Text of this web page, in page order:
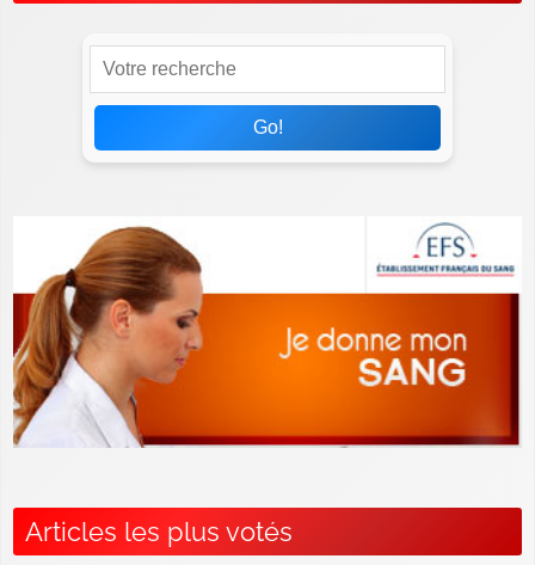
Go!
Articles les plus votés